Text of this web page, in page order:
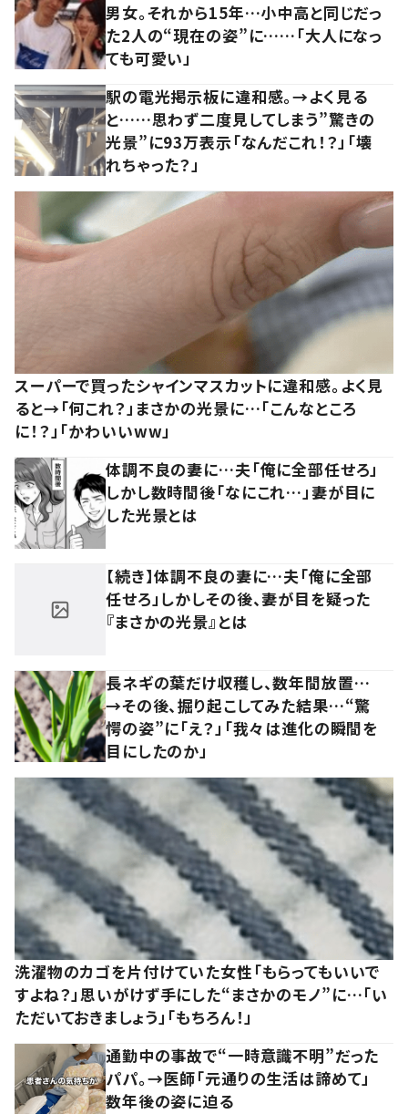
男女。それから15年…小中高と同じだっ
た2人の“現在の姿”に……「大人になっ
ても可愛い」
駅の電光掲示板に違和感。→よく見る
と……思わず二度見してしまう”驚きの
光景”に93万表示「なんだこれ！？」「壊
れちゃった？」
スーパーで買ったシャインマスカットに違和感。よく見
ると→「何これ？」まさかの光景に…「こんなところ
に！？」「かわいいww」
体調不良の妻に…夫「俺に全部任せろ」
しかし数時間後「なにこれ…」妻が目に
した光景とは
【続き】体調不良の妻に…夫「俺に全部
任せろ」しかしその後、妻が目を疑った
『まさかの光景』とは
長ネギの葉だけ収穫し、数年間放置…
→その後、掘り起こしてみた結果…“驚
愕の姿”に「え？」「我々は進化の瞬間を
目にしたのか」
洗濯物のカゴを片付けていた女性「もらってもいいで
すよね？」思いがけず手にした“まさかのモノ”に…「い
ただいておきましょう」「もちろん！」
通勤中の事故で“一時意識不明”だった
パパ。→医師「元通りの生活は諦めて」
数年後の姿に迫る